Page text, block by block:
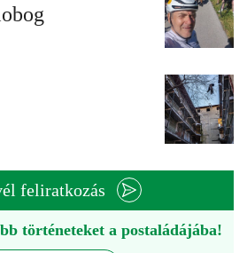
feliratkozás
történeteket a postaládájába!